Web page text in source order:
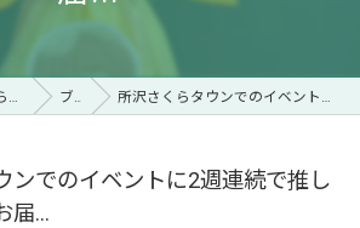
ふじみ野の花屋ならフラワーショップ 花のん ブログ 所沢さくらタウンでのイベントに2週連続で推し活のフラスタお届...
ンでのイベントに2週連続で推し
届...